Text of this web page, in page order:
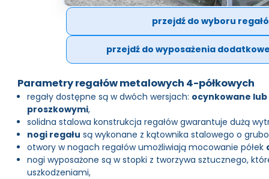
przejdź do wyboru
przejdź do wyposażenia
Parametry regałów metalowych 4-półkowych
regały dostępne są w dwóch wersjach: ocynkowane
proszkowymi,
solidna stalowa konstrukcja regałów gwarantuje dużą
nogi regału są wykonane z kątownika stalowego o
otwory w nogach regałów umożliwiają mocowanie półek
nogi wyposażone są w stopki z tworzywa sztucznego,
uszkodzeniami,